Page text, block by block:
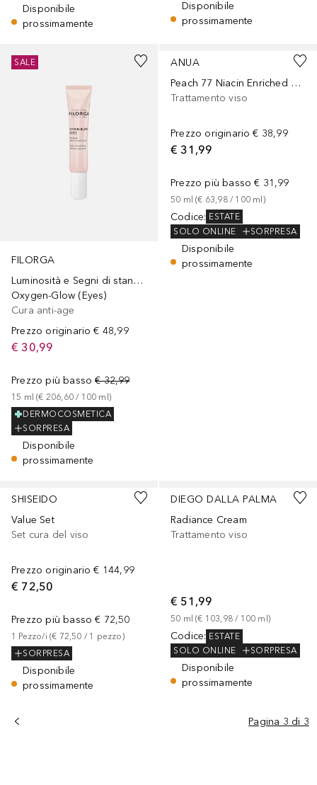
Disponibile
prossimamente
Disponibile
prossimamente
FILORGA
Luminosità e Segni di stanchezza
Oxygen-Glow (Eyes)
Cura anti-age
Prezzo originario € 48,99
€ 30,99
Prezzo più basso € 32,99
15 ml (€ 206,60 / 100 ml )
DERMOCOSMETICA
SORPRESA
Disponibile
prossimamente
SALE
ANUA
Peach 77 Niacin Enriched Cream
Trattamento viso
Prezzo originario € 38,99
€ 31,99
Prezzo più basso € 31,99
50 ml (€ 63,98 / 100 ml )
Codice: ESTATE
SOLO ONLINE
SORPRESA
Disponibile
prossimamente
SHISEIDO
Value Set
Set cura del viso
Prezzo originario € 144,99
€ 72,50
Prezzo più basso € 72,50
1 Pezzo/i (€ 72,50 / 1 pezzo)
SORPRESA
Disponibile
prossimamente
DIEGO DALLA PALMA
Radiance Cream
Trattamento viso
€ 51,99
50 ml (€ 103,98 / 100 ml )
Codice: ESTATE
SOLO ONLINE
SORPRESA
Disponibile
prossimamente
Pagina 3 di 3